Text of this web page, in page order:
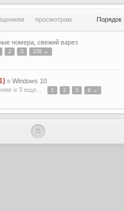
просмотрам Порядок
номера, свежий варез
2 3 378 →
в Windows 10
и 3 еще... 1 2 3 6 →